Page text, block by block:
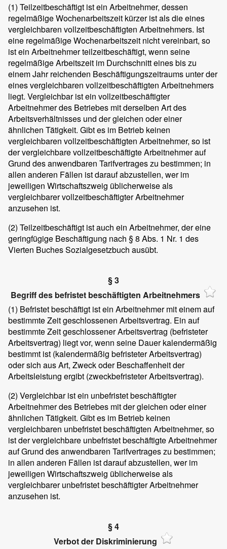
(1) Teilzeitbeschäftigt ist ein Arbeitnehmer, dessen
regelmäßige Wochenarbeitszeit kürzer ist als die eines
vergleichbaren vollzeitbeschäftigten Arbeitnehmers. Ist
eine regelmäßige Wochenarbeitszeit nicht vereinbart, so
ist ein Arbeitnehmer teilzeitbeschäftigt, wenn seine
regelmäßige Arbeitszeit im Durchschnitt eines bis zu
einem Jahr reichenden Beschäftigungszeitraums unter der
eines vergleichbaren vollzeitbeschäftigten Arbeitnehmers
liegt. Vergleichbar ist ein vollzeitbeschäftigter
Arbeitnehmer des Betriebes mit derselben Art des
Arbeitsverhältnisses und der gleichen oder einer
ähnlichen Tätigkeit. Gibt es im Betrieb keinen
vergleichbaren vollzeitbeschäftigten Arbeitnehmer, so ist
der vergleichbare vollzeitbeschäftigte Arbeitnehmer auf
Grund des anwendbaren Tarifvertrages zu bestimmen; in
allen anderen Fällen ist darauf abzustellen, wer im
jeweiligen Wirtschaftszweig üblicherweise als
vergleichbarer vollzeitbeschäftigter Arbeitnehmer
anzusehen ist.
(2) Teilzeitbeschäftigt ist auch ein Arbeitnehmer, der eine
geringfügige Beschäftigung nach § 8 Abs. 1 Nr. 1 des
Vierten Buches Sozialgesetzbuch ausübt.
§ 3
Begriff des befristet beschäftigten Arbeitnehmers
(1) Befristet beschäftigt ist ein Arbeitnehmer mit einem auf
bestimmte Zeit geschlossenen Arbeitsvertrag. Ein auf
bestimmte Zeit geschlossener Arbeitsvertrag (befristeter
Arbeitsvertrag) liegt vor, wenn seine Dauer kalendermäßig
bestimmt ist (kalendermäßig befristeter Arbeitsvertrag)
oder sich aus Art, Zweck oder Beschaffenheit der
Arbeitsleistung ergibt (zweckbefristeter Arbeitsvertrag).
(2) Vergleichbar ist ein unbefristet beschäftigter
Arbeitnehmer des Betriebes mit der gleichen oder einer
ähnlichen Tätigkeit. Gibt es im Betrieb keinen
vergleichbaren unbefristet beschäftigten Arbeitnehmer, so
ist der vergleichbare unbefristet beschäftigte Arbeitnehmer
auf Grund des anwendbaren Tarifvertrages zu bestimmen;
in allen anderen Fällen ist darauf abzustellen, wer im
jeweiligen Wirtschaftszweig üblicherweise als
vergleichbarer unbefristet beschäftigter Arbeitnehmer
anzusehen ist.
§ 4
Verbot der Diskriminierung